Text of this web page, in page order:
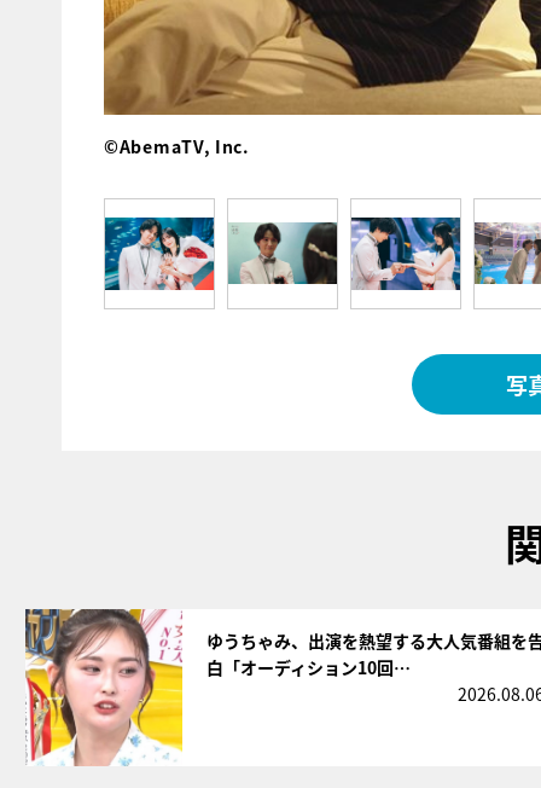
©AbemaTV, Inc.
写
ゆうちゃみ、出演を熱望する大人気番組を
白「オーディション10回…